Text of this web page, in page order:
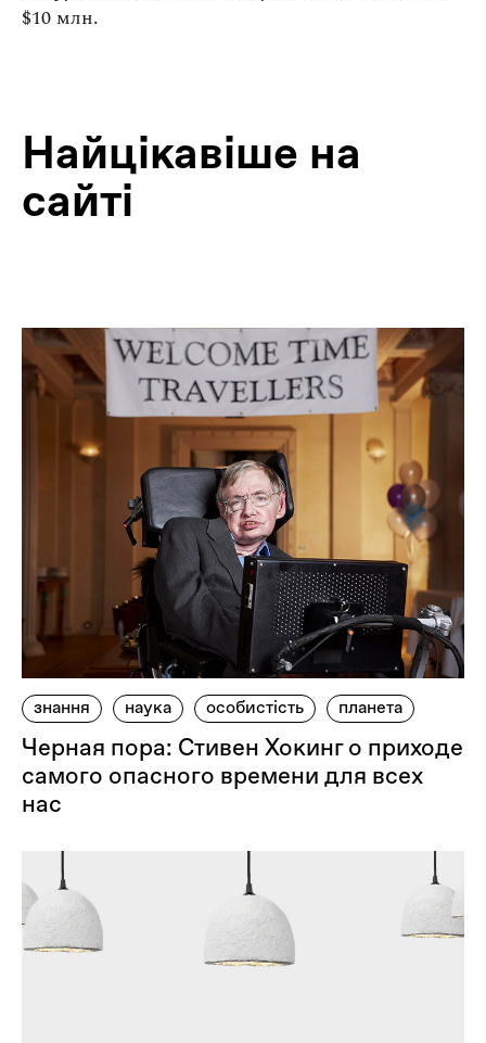
$10 млн.
Найцiкавiше на
сайтi
знання наука особистість планета
Черная пора: Стивен Хокинг о приходе
самого опасного времени для всех
нас